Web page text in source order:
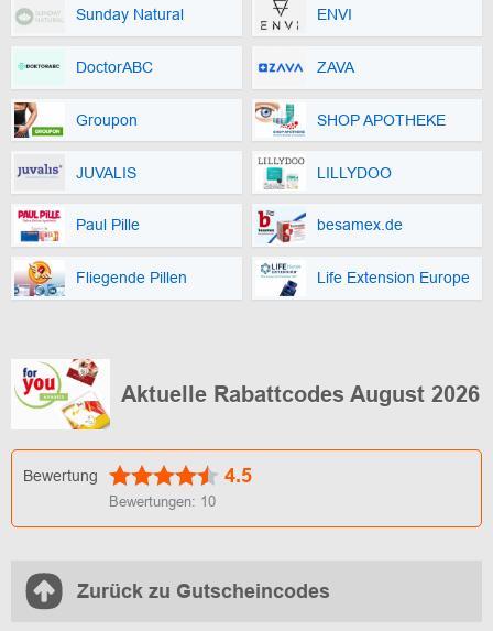
Sunday Natural ENVI
DoctorABC ZAVA
Groupon SHOP APOTHEKE
JUVALIS LILLYDOO
Paul Pille besamex.de
Fliegende Pillen Life Extension Europe
Aktuelle Rabattcodes August 2026
Bewertung 4.5
Bewertungen: 10
Zurück zu Gutscheincodes